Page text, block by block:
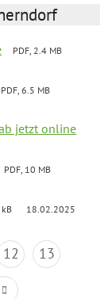
PDF, 2.4 MB
PDF, 6.5 MB
jetzt online
PDF, 10 MB
18.02.2025
12
13